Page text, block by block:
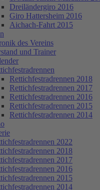
Dreiländergiro 2016
Giro Hattersheim 2016
Aichach-Fahrt 2015
des Vereins
und Trainer
Rettichfestradrennen 2018
Rettichfestradrennen 2017
Rettichfestradrennen 2016
Rettichfestradrennen 2015
Rettichfestradrennen 2014
2022
2018
2017
2016
2015
2014